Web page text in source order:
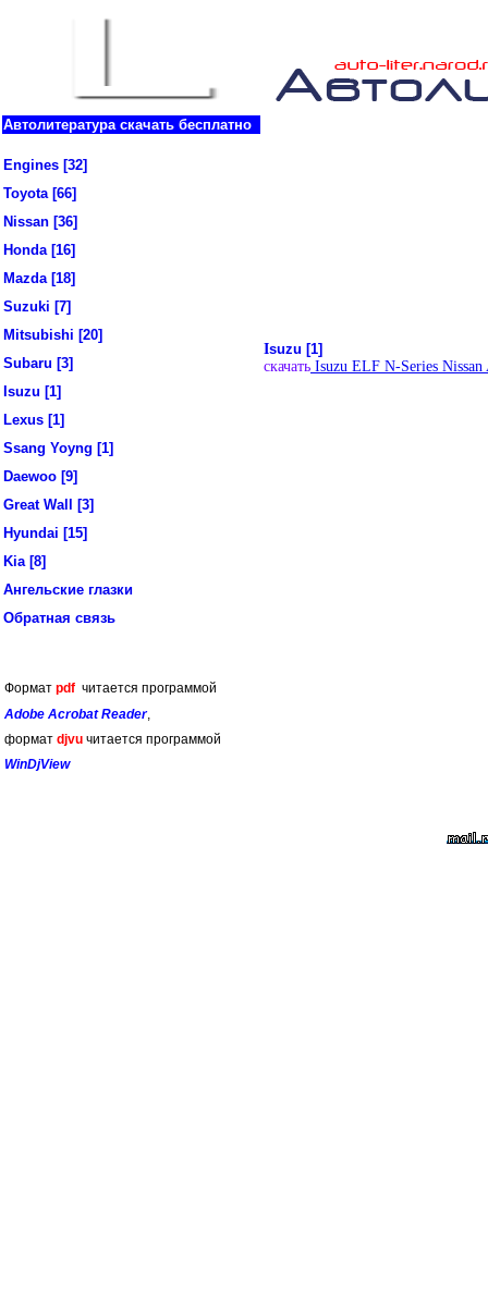
Автолитература скачать бесплатно
Engines [32]
Toyota [66]
Nissan [36]
Honda [16]
Mazda [18]
Suzuki [7]
Mitsubishi [20]
Subaru [3]
Isuzu [1]
Lexus [1]
Ssang Yoyng [1]
Daewoo [9]
Great Wall [3]
Hyundai [15]
Kia [8]
Ангельские глазки
Обратная связь
Isuzu [1]
скачать Isuzu ELF N-Series
Формат pdf читается программой
Adobe Acrobat Reader,
формат djvu читается программой
WinDjView